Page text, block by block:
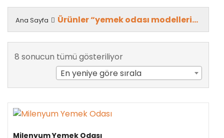
Ana Sayfa Ürünler “yemek odası modelleri” olarak etiketlendi
8 sonucun tümü gösteriliyorEn
yeniye
göre
sıralandı
En yeniye göre sırala
Milenyum Yemek Odası